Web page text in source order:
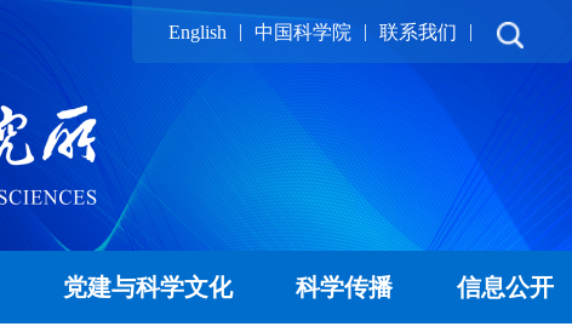
English | 中国科学院 | 联系我们 |
党建与科学文化 科学传播 信息公开